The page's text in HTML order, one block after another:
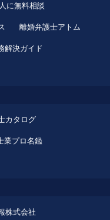
に無料相談
離婚弁護士アトム
解決ガイド
カタログ
業プロ名鑑
株式会社